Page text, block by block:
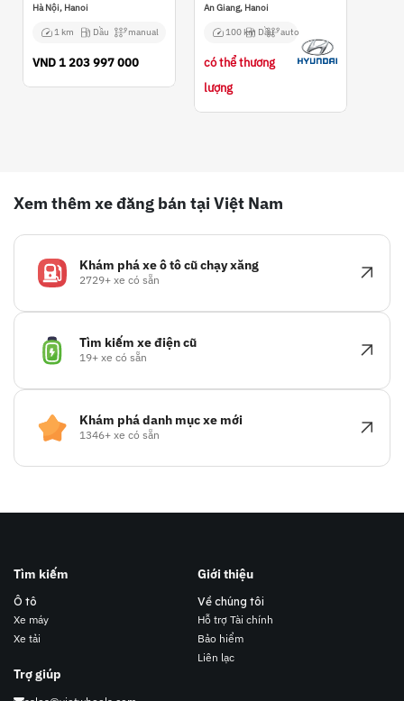
Hà Nội, Hanoi
1 km Dầu manual
VND1 203 997 000
An Giang, Hanoi
100 km Dầu auto
có thể thương
lượng
Xem thêm xe đăng bán tại Việt Nam
Khám phá xe ô tô cũ chạy xăng
2729+ xe có sẵn
Tìm kiếm xe điện cũ
19+ xe có sẵn
Khám phá danh mục xe mới
1346+ xe có sẵn
Tìm kiếm
Ô tô
Xe máy
Xe tải
Giới thiệu
Về chúng tôi
Hỗ trợ Tài chính
Bảo hiểm
Liên lạc
Trợ giúp